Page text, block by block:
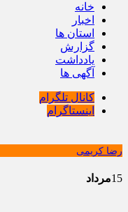
خانه
اخبار
استان ها
گزارش
یادداشت
آگهی ها
کانال تلگرام
اینستاگرام
رضا کریمی
15مرداد